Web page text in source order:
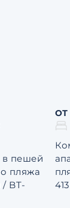
в пешей
пляжа
BT-
ОТ